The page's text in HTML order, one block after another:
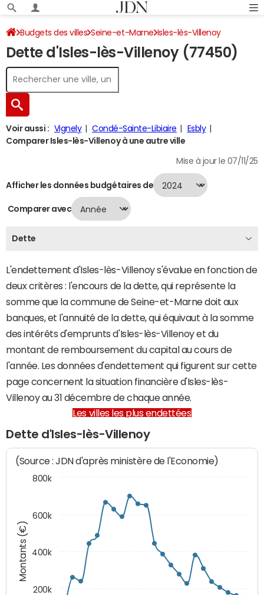
Budgets des villes Seine-et-Marne Isles-lès-Villenoy
Dette au 31/12/2024
Dette d'Isles-lès-Villenoy (77450)
Voir aussi : Vignely Condé-Sainte-Libiaire
Esbly
Comparer Isles-lès-Villenoy à une autre ville
Mise à jour le 07/11/25
Afficher les données budgétaires de
Comparer avec
Dette
L'endettement d'Isles-lès-Villenoy s'évalue en fonction de
deux critères : l'encours de la dette, qui représente la
somme que la commune de Seine-et-Marne doit aux
banques, et l'annuité de la dette, qui équivaut à la somme
des intérêts d'emprunts d'Isles-lès-Villenoy et du
montant de remboursement du capital au cours de
l'année. Les données d'endettement qui figurent sur cette
page concernent la situation financière d'Isles-lès-
Villenoy au 31 décembre de chaque année.
Les villes les plus endettées
Dette d'Isles-lès-Villenoy
Montants (€)
(Source : JDN d'après ministère de l'Economie)
200k
400k
600k
800k